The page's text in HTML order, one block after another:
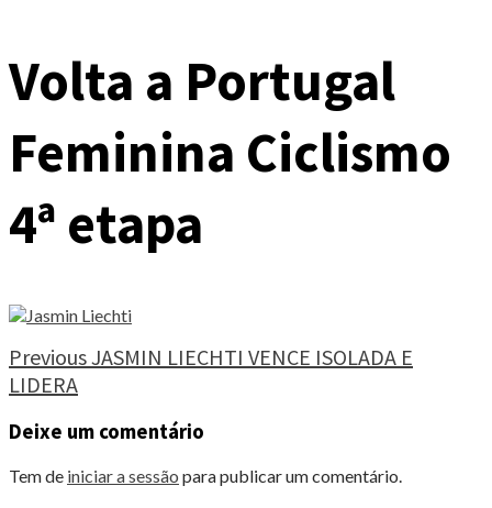
Volta a Portugal
Feminina Ciclismo
4ª etapa
Continue
Reading
PreviousJASMIN LIECHTI VENCE ISOLADA E
LIDERA
Deixe um comentário
Tem de iniciar a sessão para publicar um comentário.